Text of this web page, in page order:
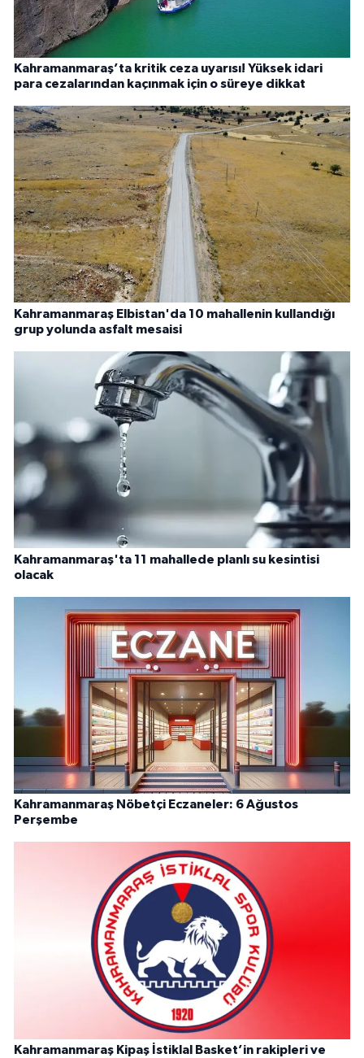
Kahramanmaraş’ta kritik ceza uyarısı! Yüksek idari
para cezalarından kaçınmak için o süreye dikkat
Kahramanmaraş Elbistan'da 10 mahallenin kullandığı
grup yolunda asfalt mesaisi
Kahramanmaraş'ta 11 mahallede planlı su kesintisi
olacak
Kahramanmaraş Nöbetçi Eczaneler: 6 Ağustos
Perşembe
Kahramanmaraş Kipaş İstiklal Basket’in rakipleri ve